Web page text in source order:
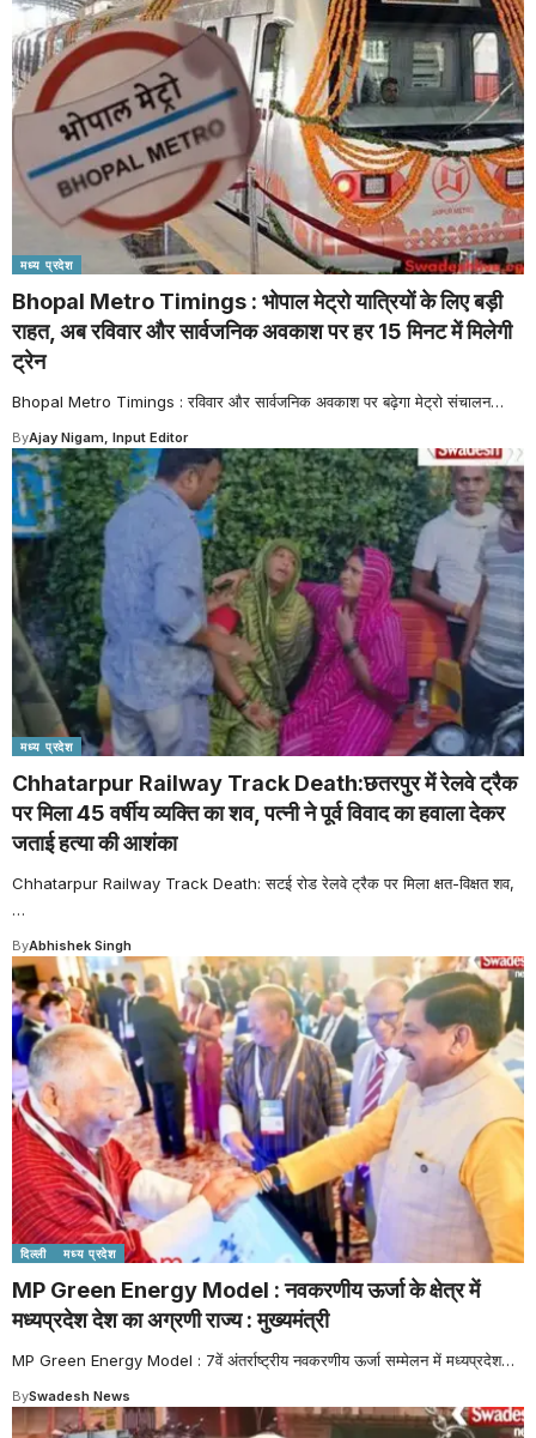
मध्य प्रदेश
Bhopal Metro Timings : भोपाल मेट्रो यात्रियों के लिए बड़ी
राहत, अब रविवार और सार्वजनिक अवकाश पर हर 15 मिनट में मिलेगी
ट्रेन
Bhopal Metro Timings : रविवार और सार्वजनिक अवकाश पर बढ़ेगा मेट्रो संचालन…
ByAjay Nigam, Input Editor
मध्य प्रदेश
Chhatarpur Railway Track Death:छतरपुर में रेलवे ट्रैक
पर मिला 45 वर्षीय व्यक्ति का शव, पत्नी ने पूर्व विवाद का हवाला देकर
जताई हत्या की आशंका
Chhatarpur Railway Track Death: सटई रोड रेलवे ट्रैक पर मिला क्षत-विक्षत शव,
…
ByAbhishek Singh
दिल्ली मध्य प्रदेश
MP Green Energy Model : नवकरणीय ऊर्जा के क्षेत्र में
मध्यप्रदेश देश का अग्रणी राज्य : मुख्यमंत्री
MP Green Energy Model : 7वें अंतर्राष्ट्रीय नवकरणीय ऊर्जा सम्मेलन में मध्यप्रदेश…
BySwadesh News